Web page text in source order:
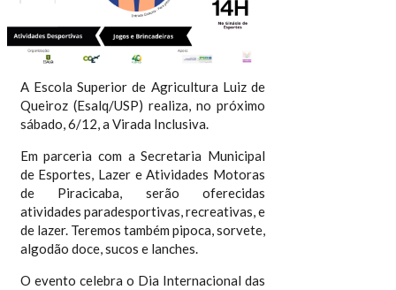
A Escola Superior de Agricultura Luiz de
Queiroz (Esalq/USP) realiza, no próximo
sábado, 6/12, a Virada Inclusiva.
Em parceria com a Secretaria Municipal
de Esportes, Lazer e Atividades Motoras
de Piracicaba, serão oferecidas
atividades paradesportivas, recreativas, e
de lazer. Teremos também pipoca, sorvete,
algodão doce, sucos e lanches.
O evento celebra o Dia Internacional das